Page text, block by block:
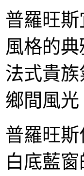
普羅旺
風格的
法式貴
鄉間風
普羅旺
白底藍